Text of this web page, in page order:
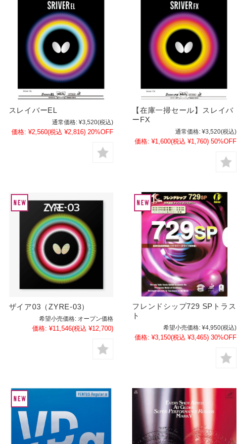
スレイバーEL
通常価格: ¥3,520(税込)
価格: ¥2,560(税込 ¥2,816) 20%OFF
【在庫一掃セール】スレイバ
ーFX
通常価格: ¥3,520(税込)
価格: ¥1,600(税込 ¥1,760) 50%OFF
ザイア03（ZYRE-03）
希望小売価格: オープン価格
価格: ¥11,546(税込 ¥12,700)
フレンドシップ729 SPトラス
ト
希望小売価格: ¥4,950(税込)
価格: ¥3,150(税込 ¥3,465) 30%OFF